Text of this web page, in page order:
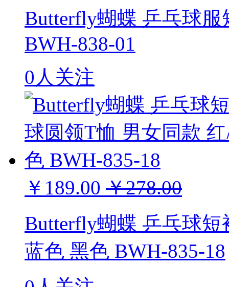
Butterfly蝴蝶 乒乓球
BWH-838-01
0人关注
￥189.00 ￥278.00
Butterfly蝴蝶 乒乓球
蓝色 黑色 BWH-835-18